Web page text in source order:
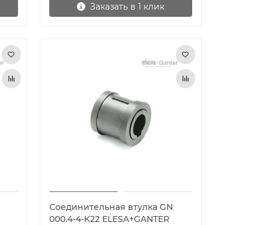
Заказать в 1 клик
Соединительная втулка GN
000.4-4-K22 ELESA+GANTER